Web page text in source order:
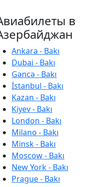
в
Ankara - Bakı
Dubai - Bakı
Gəncə - Bakı
İstanbul - Bakı
Kazan - Bakı
Kiyev - Bakı
London - Bakı
Milano - Bakı
Minsk - Bakı
Moscow - Bakı
New York - Bakı
Prague - Bakı